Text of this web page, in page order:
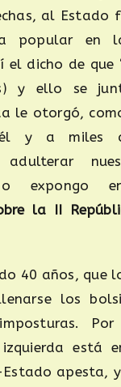
al Estado
popular en la
el dicho de que
y ello se
le otorgó,
él y a miles
expongo
la II
40 años, que
los
está
apesta,